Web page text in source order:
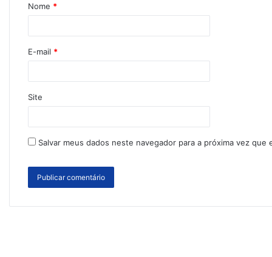
Nome *
E-mail *
Site
Salvar meus dados neste navegador para a próxima vez que